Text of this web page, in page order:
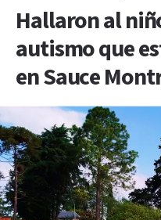
Hallaron al
autismo que
en Sauce